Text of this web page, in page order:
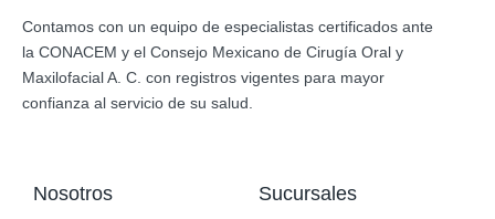
Contamos con un equipo de especialistas certificados ante
la CONACEM y el Consejo Mexicano de Cirugía Oral y
Maxilofacial A. C. con registros vigentes para mayor
confianza al servicio de su salud.
Nosotros Sucursales